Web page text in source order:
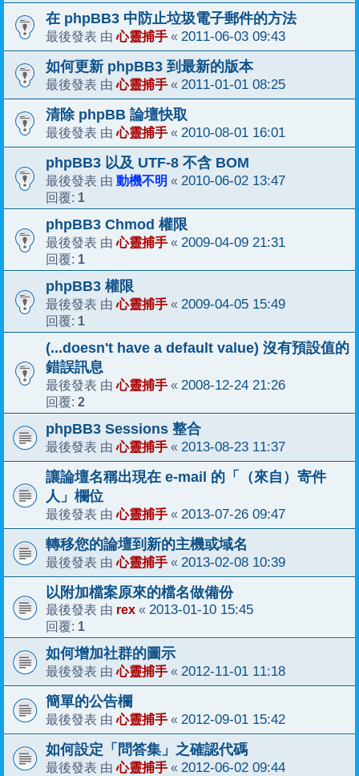
在 phpBB3 中防止垃圾電子郵件的方法
最後發表 由心靈捕手 « 2011-06-03 09:43
如何更新 phpBB3 到最新的版本
最後發表 由心靈捕手 « 2011-01-01 08:25
清除 phpBB 論壇快取
最後發表 由心靈捕手 « 2010-08-01 16:01
phpBB3 以及 UTF-8 不含 BOM
最後發表 由 動機不明 « 2010-06-02 13:47
回覆: 1
phpBB3 Chmod 權限
最後發表 由心靈捕手 « 2009-04-09 21:31
回覆: 1
phpBB3 權限
最後發表 由心靈捕手 « 2009-04-05 15:49
回覆: 1
(...doesn't have a default value) 沒有預設值的
錯誤訊息
最後發表 由心靈捕手 « 2008-12-24 21:26
回覆: 2
phpBB3 Sessions 整合
最後發表 由心靈捕手 « 2013-08-23 11:37
讓論壇名稱出現在 e-mail 的「（來自）寄件
人」欄位
最後發表 由心靈捕手 « 2013-07-26 09:47
轉移您的論壇到新的主機或域名
最後發表 由心靈捕手 « 2013-02-08 10:39
以附加檔案原來的檔名做備份
最後發表 由 rex « 2013-01-10 15:45
回覆: 1
如何增加社群的圖示
最後發表 由心靈捕手 « 2012-11-01 11:18
簡單的公告欄
最後發表 由心靈捕手 « 2012-09-01 15:42
如何設定「問答集」之確認代碼
最後發表 由心靈捕手 « 2012-06-02 09:44